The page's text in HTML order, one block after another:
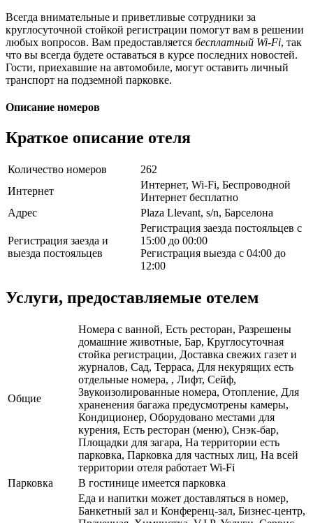
Всегда внимательные и приветливые сотрудники за
круглосуточной стойкой регистрации помогут вам в решении
любых вопросов. Вам предоставляется бесплатный Wi-Fi, так
что вы всегда будете оставаться в курсе последних новостей.
Гости, приехавшие на автомобиле, могут оставить личный
транспорт на подземной парковке.
Описание номеров
Краткое описание отеля
Количество номеров
262
Интернет
Интернет, Wi-Fi, Беспроводной
Интернет бесплатно
Адрес
Plaza Llevant, s/n, Барселона
Регистрация заезда и
выезда постояльцев
Регистрация заезда постояльцев с
15:00 до 00:00
Регистрация выезда с 04:00 до
12:00
Услуги, предоставляемые отелем
Общие
Номера с ванной, Есть ресторан, Разрешены
домашние животные, Бар, Круглосуточная
стойка регистрации, Доставка свежих газет и
журналов, Сад, Терраса, Для некурящих есть
отдельные номера, , Лифт, Сейф,
Звукоизолированные номера, Отопление, Для
храненения багажа предусмотрены камеры,
Кондиционер, Оборудовано местами для
курения, Есть ресторан (меню), Снэк-бар,
Площадки для загара, На территории есть
парковка, Парковка для частных лиц, На всей
территории отеля работает Wi-Fi
Парковка
В гостинице имеется парковка
Еда и напитки может доставляться в номер,
Банкетный зал и Конференц-зал, Бизнес-центр,